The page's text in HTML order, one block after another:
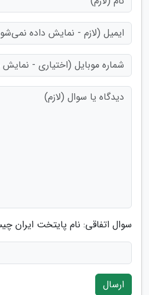
سوال اتفاقی: نام پایتخت ایران
ارسال